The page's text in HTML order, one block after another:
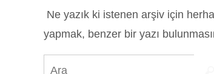
Ne yazık ki istenen arşiv için
yapmak, benzer bir yazı